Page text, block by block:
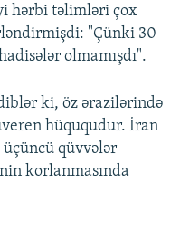
hərbi təlimləri çox
"Çünki 30
olmamışdı".
ki, öz ərazilərində
hüququdur. İran
üçüncü qüvvələr
korlanmasında